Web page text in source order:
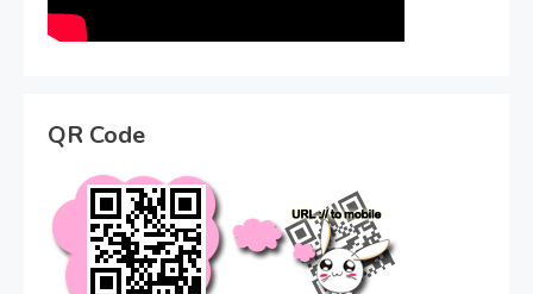
QR Code